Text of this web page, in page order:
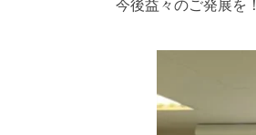
今後益々のご発展を！